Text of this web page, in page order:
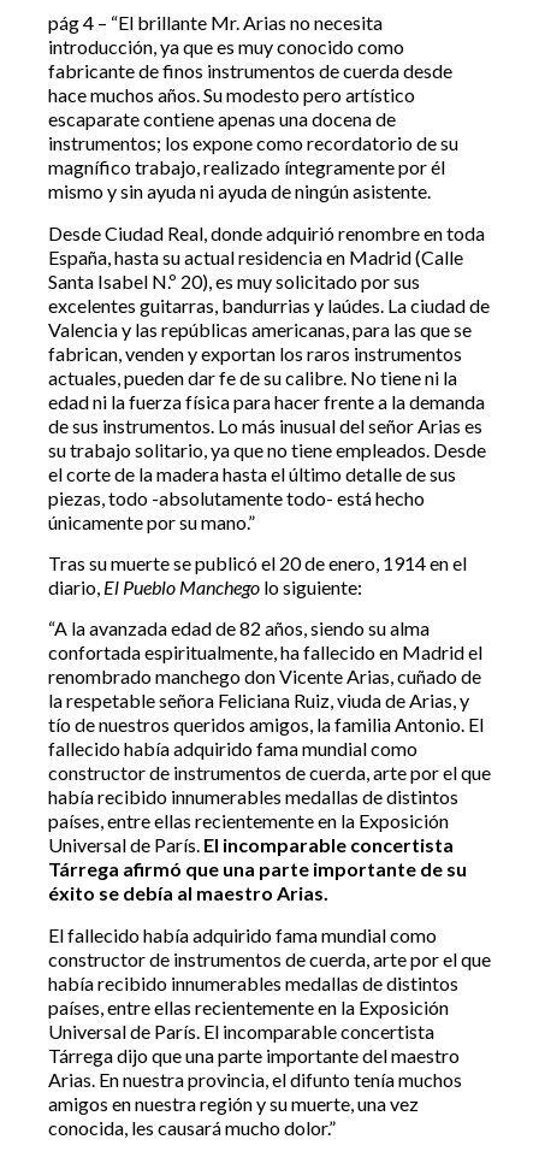
pág 4 – “El brillante Mr. Arias no necesita
introducción, ya que es muy conocido como
fabricante de finos instrumentos de cuerda desde
hace muchos años. Su modesto pero artístico
escaparate contiene apenas una docena de
instrumentos; los expone como recordatorio de su
magnífico trabajo, realizado íntegramente por él
mismo y sin ayuda ni ayuda de ningún asistente.
Desde Ciudad Real, donde adquirió renombre en toda
España, hasta su actual residencia en Madrid (Calle
Santa Isabel N.º 20), es muy solicitado por sus
excelentes guitarras, bandurrias y laúdes. La ciudad de
Valencia y las repúblicas americanas, para las que se
fabrican, venden y exportan los raros instrumentos
actuales, pueden dar fe de su calibre. No tiene ni la
edad ni la fuerza física para hacer frente a la demanda
de sus instrumentos. Lo más inusual del señor Arias es
su trabajo solitario, ya que no tiene empleados. Desde
el corte de la madera hasta el último detalle de sus
piezas, todo -absolutamente todo- está hecho
únicamente por su mano.”
Tras su muerte se publicó el 20 de enero, 1914 en el
diario, El Pueblo Manchego lo siguiente:
“A la avanzada edad de 82 años, siendo su alma
confortada espiritualmente, ha fallecido en Madrid el
renombrado manchego don Vicente Arias, cuñado de
la respetable señora Feliciana Ruiz, viuda de Arias, y
tío de nuestros queridos amigos, la familia Antonio. El
fallecido había adquirido fama mundial como
constructor de instrumentos de cuerda, arte por el que
había recibido innumerables medallas de distintos
países, entre ellas recientemente en la Exposición
Universal de París. El incomparable concertista
Tárrega afirmó que una parte importante de su
éxito se debía al maestro Arias.
El fallecido había adquirido fama mundial como
constructor de instrumentos de cuerda, arte por el que
había recibido innumerables medallas de distintos
países, entre ellas recientemente en la Exposición
Universal de París. El incomparable concertista
Tárrega dijo que una parte importante del maestro
Arias. En nuestra provincia, el difunto tenía muchos
amigos en nuestra región y su muerte, una vez
conocida, les causará mucho dolor.”